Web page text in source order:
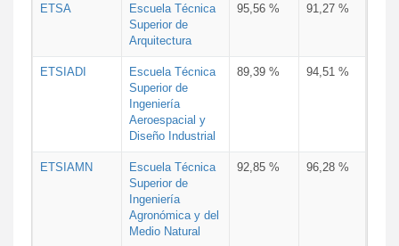
ETSA
Escuela Técnica
Superior de
Arquitectura
95,56 % 91,27 %
ETSIADI
Escuela Técnica
Superior de
Ingeniería
Aeroespacial y
Diseño Industrial
89,39 % 94,51 %
ETSIAMN
Escuela Técnica
Superior de
Ingeniería
Agronómica y del
Medio Natural
92,85 % 96,28 %